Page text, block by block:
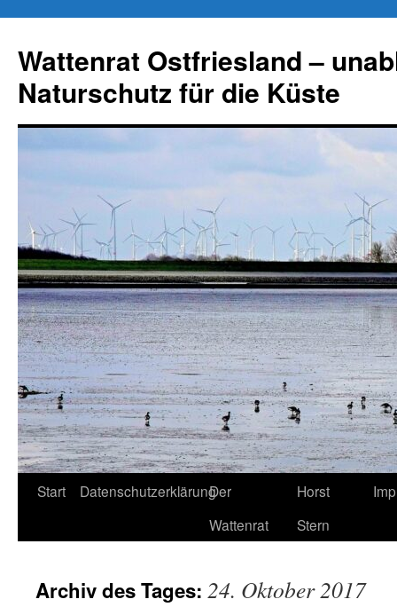
springen
Wattenrat Ostfriesland –
Naturschutz für die Küste
Start DatenschutzerklärungDer
Wattenrat
Horst
Stern
Archiv des Tages: 24. Oktober 2017